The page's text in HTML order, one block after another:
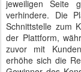
jeweiligen Seite
verhindere. Die
Schnittstelle zum
der Plattform,
zuvor mit
erhöhe sich die